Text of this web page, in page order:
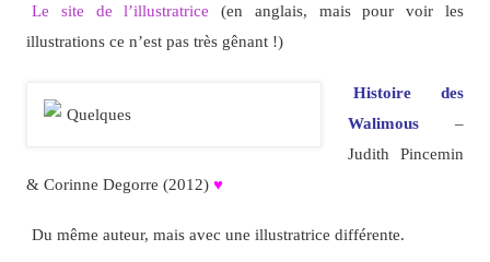
Le site de l’illustratrice (en anglais, mais pour voir les
illustrations ce n’est pas très gênant !)
Histoire des
Walimous–
Judith Pincemin
& Corinne Degorre (2012) ♥
Du même auteur, mais avec une illustratrice différente.